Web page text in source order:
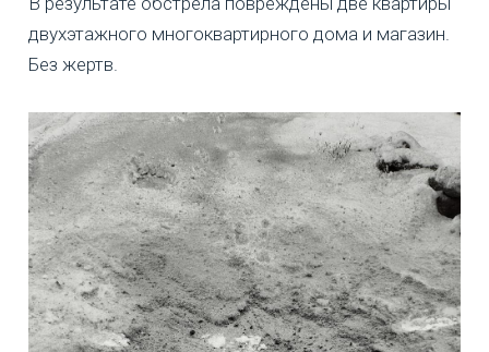
двухэтажного многоквартирного дома и магазин.
Без жертв.